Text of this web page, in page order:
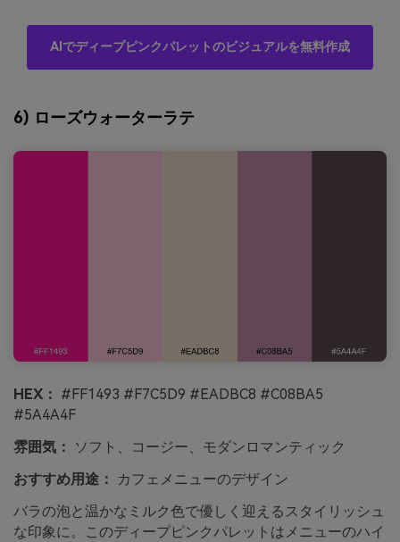
AIでディープピンクパレットのビジュアルを無料作成
6) ローズウォーターラテ
HEX： #FF1493 #F7C5D9 #EADBC8 #C08BA5
#5A4A4F
雰囲気：
ソフト、コージー、モダンロマンティック
おすすめ用途：
カフェメニューのデザイン
バラの泡と温かなミルク色で優しく迎えるスタイリッシュ
な印象に。このディープピンクパレットはメニューのハイ